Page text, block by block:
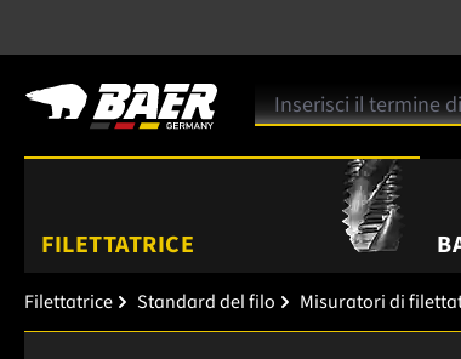
FILETTATRICE
Filettatrice Standard del filo Misuratori di